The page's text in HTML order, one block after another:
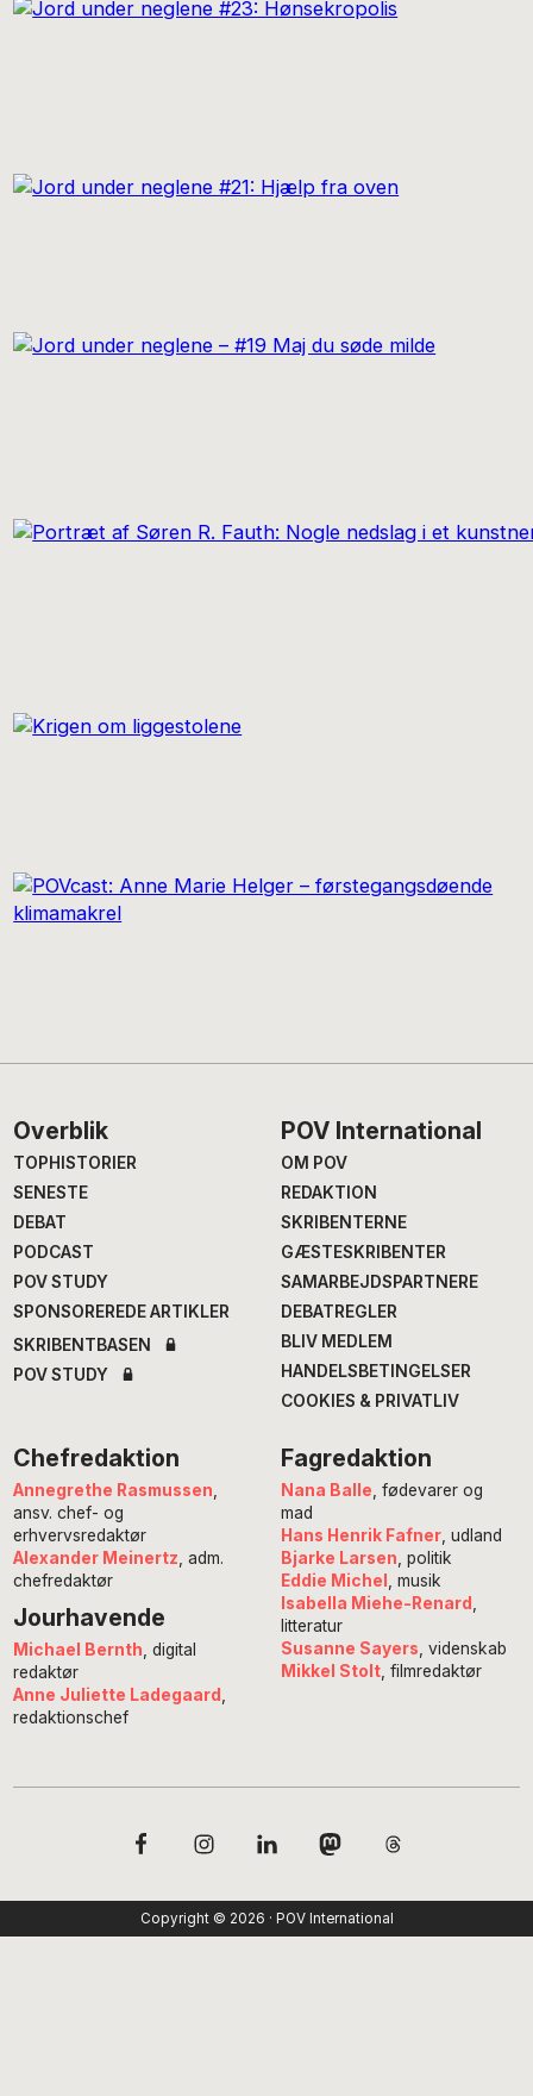
Footer
Overblik
TOPHISTORIER
SENESTE
DEBAT
PODCAST
POV STUDY
SPONSOREREDE ARTIKLER
SKRIBENTBASEN
POV STUDY
POV International
OM POV
REDAKTION
SKRIBENTERNE
GÆSTESKRIBENTER
SAMARBEJDSPARTNERE
DEBATREGLER
BLIV MEDLEM
HANDELSBETINGELSER
COOKIES & PRIVATLIV
Chefredaktion
Annegrethe Rasmussen,
ansv. chef- og
erhvervsredaktør
Alexander Meinertz, adm.
chefredaktør
Jourhavende
Michael Bernth , digital
redaktør
Anne Juliette Ladegaard
redaktionschef
Fagredaktion
Nana Balle, fødevarer og
mad
Hans Henrik Fafner, udland
Bjarke Larsen, politik
Eddie Michel , musik
Isabella Miehe-Renard ,
litteratur
Susanne Sayers, videnskab
Mikkel Stolt, filmredaktør
Copyright © 2026 · POV International